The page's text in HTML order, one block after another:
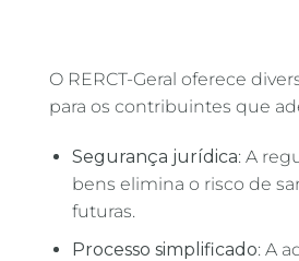
O RERCT-Geral oferece
para os contribuintes que
Segurança jurídica: A
bens elimina o risco de
futuras.
Processo simplificado: A